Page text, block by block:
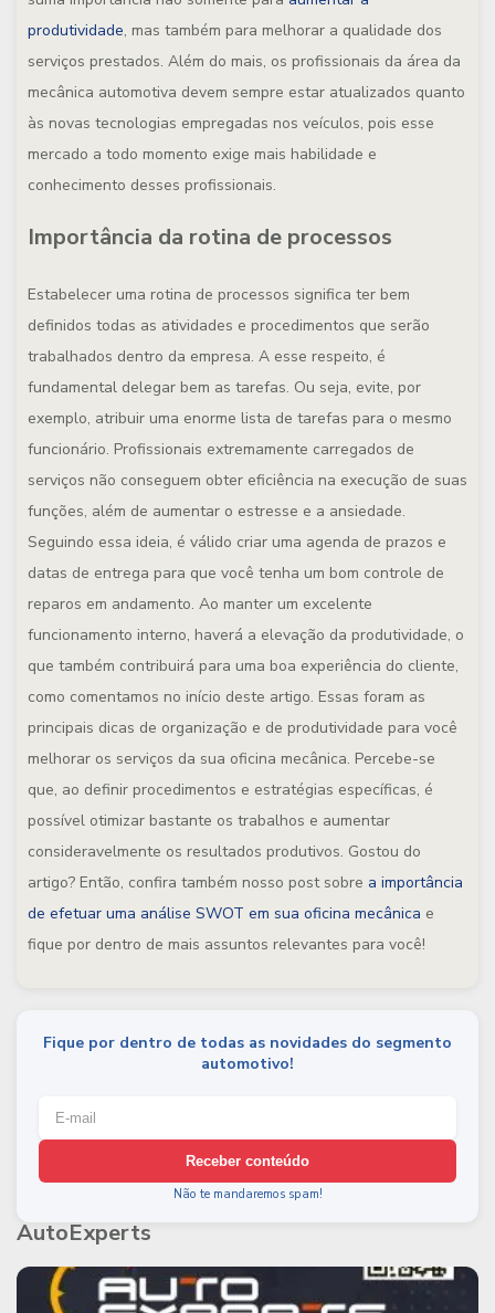
produtividade, mas também para melhorar a qualidade dos
serviços prestados. Além do mais, os profissionais da área da
mecânica automotiva devem sempre estar atualizados quanto
às novas tecnologias empregadas nos veículos, pois esse
mercado a todo momento exige mais habilidade e
conhecimento desses profissionais.
Importância da rotina de processos
Estabelecer uma rotina de processos significa ter bem
definidos todas as atividades e procedimentos que serão
trabalhados dentro da empresa. A esse respeito, é
fundamental delegar bem as tarefas. Ou seja, evite, por
exemplo, atribuir uma enorme lista de tarefas para o mesmo
funcionário. Profissionais extremamente carregados de
serviços não conseguem obter eficiência na execução de suas
funções, além de aumentar o estresse e a ansiedade.
Seguindo essa ideia, é válido criar uma agenda de prazos e
datas de entrega para que você tenha um bom controle de
reparos em andamento. Ao manter um excelente
funcionamento interno, haverá a elevação da produtividade, o
que também contribuirá para uma boa experiência do cliente,
como comentamos no início deste artigo. Essas foram as
principais dicas de organização e de produtividade para você
melhorar os serviços da sua oficina mecânica. Percebe-se
que, ao definir procedimentos e estratégias específicas, é
possível otimizar bastante os trabalhos e aumentar
consideravelmente os resultados produtivos. Gostou do
artigo? Então, confira também nosso post sobre a importância
de efetuar uma análise SWOT em sua oficina mecânica e
fique por dentro de mais assuntos relevantes para você!
Fique por dentro de todas as novidades do segmento
automotivo!
Receber conteúdo
Não te mandaremos spam!
AutoExperts